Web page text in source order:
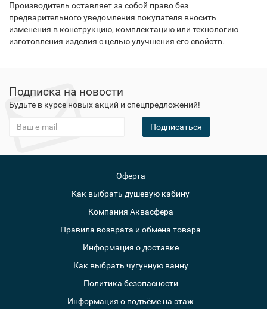
Производитель оставляет за собой право без
предварительного уведомления покупателя вносить
изменения в конструкцию, комплектацию или технологию
изготовления изделия с целью улучшения его свойств.
Подписка на новости
Будьте в курсе новых акций и спецпредложений!
Подписаться
Оферта
Как выбрать душевую кабину
Компания Аквасфера
Правила возврата и обмена товара
Информация о доставке
Как выбрать чугунную ванну
Политика безопасности
Информация о подъёме на этаж